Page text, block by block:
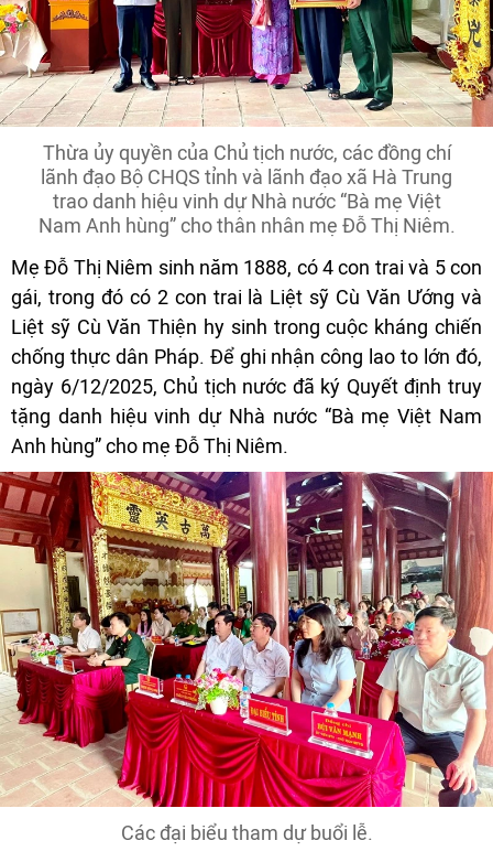
Thừa ủy quyền của Chủ tịch nước, các đồng chí
lãnh đạo Bộ CHQS tỉnh và lãnh đạo xã Hà Trung
trao danh hiệu vinh dự Nhà nước “Bà mẹ Việt
Nam Anh hùng” cho thân nhân mẹ Đỗ Thị Niêm.
Mẹ Đỗ Thị Niêm sinh năm 1888, có 4 con trai và 5 con
gái, trong đó có 2 con trai là Liệt sỹ Cù Văn Ướng và
Liệt sỹ Cù Văn Thiện hy sinh trong cuộc kháng chiến
chống thực dân Pháp. Để ghi nhận công lao to lớn đó,
ngày 6/12/2025, Chủ tịch nước đã ký Quyết định truy
tặng danh hiệu vinh dự Nhà nước “Bà mẹ Việt Nam
Anh hùng” cho mẹ Đỗ Thị Niêm.
Các đại biểu tham dự buổi lễ.